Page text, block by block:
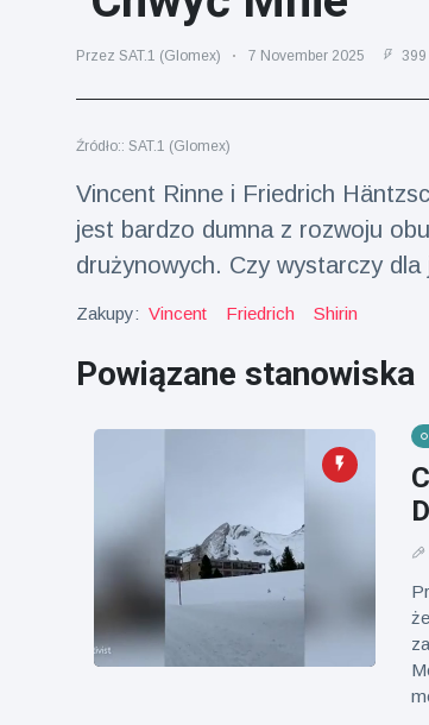
(73)
Najnowsze
wiadomości
Ucieczka z
magika
publiczność
16 July
205
świętują
nizinne w
brytyjskim
zoo od 14 lat
Mężczyzna z
Florydy
aresztowany
po odpaleniu
fajerwerków
z jadącego
samochodu
16 July
Poglądy
Przez SAT.1 (Glomex) 7 November 2025 399
Źródło:: SAT.1 (Glomex)
Vincent Rinne i Friedrich
jest bardzo dumna z rozwoju
drużynowych. Czy wystarczy dla
Zakupy: Vincent Friedrich Shirin
Powiązane stanowiska